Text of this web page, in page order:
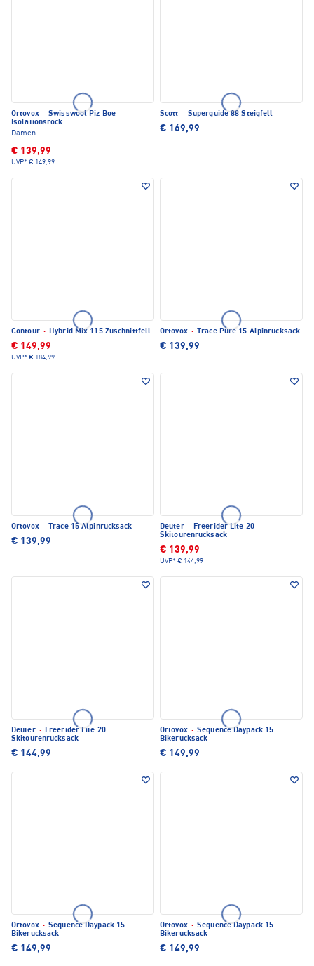
Ortovox · Swisswool Piz Boe
Isolationsrock
Damen
€ 139,99
UVP* € 149,99
Scott · Superguide 88 Steigfell
€ 169,99
Contour · Hybrid Mix 115 Zuschnittfell
€ 149,99
UVP* € 184,99
Ortovox · Trace Pure 15 Alpinrucksack
€ 139,99
Ortovox · Trace 15 Alpinrucksack
€ 139,99
Deuter · Freerider Lite 20
Skitourenrucksack
€ 139,99
UVP* € 144,99
Deuter · Freerider Lite 20
Skitourenrucksack
€ 144,99
Ortovox · Sequence Daypack 15
Bikerucksack
€ 149,99
Ortovox · Sequence Daypack 15
Bikerucksack
€ 149,99
Ortovox · Sequence Daypack 15
Bikerucksack
€ 149,99